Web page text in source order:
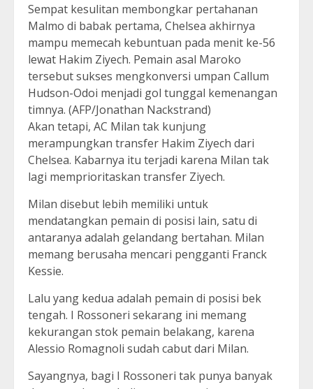
Sempat kesulitan membongkar pertahanan
Malmo di babak pertama, Chelsea akhirnya
mampu memecah kebuntuan pada menit ke-56
lewat Hakim Ziyech. Pemain asal Maroko
tersebut sukses mengkonversi umpan Callum
Hudson-Odoi menjadi gol tunggal kemenangan
timnya. (AFP/Jonathan Nackstrand)
Akan tetapi, AC Milan tak kunjung
merampungkan transfer Hakim Ziyech dari
Chelsea. Kabarnya itu terjadi karena Milan tak
lagi memprioritaskan transfer Ziyech.
Milan disebut lebih memiliki untuk
mendatangkan pemain di posisi lain, satu di
antaranya adalah gelandang bertahan. Milan
memang berusaha mencari pengganti Franck
Kessie.
Lalu yang kedua adalah pemain di posisi bek
tengah. I Rossoneri sekarang ini memang
kekurangan stok pemain belakang, karena
Alessio Romagnoli sudah cabut dari Milan.
Sayangnya, bagi I Rossoneri tak punya banyak